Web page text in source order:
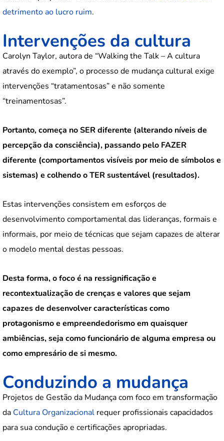
detrimento ao lucro ruim.
Intervenções da cultura
Carolyn Taylor, autora de “Walking the Talk – A cultura
através do exemplo”, o processo de mudança cultural exige
intervenções “tratamentosas” e não somente
“treinamentosas”.
Portanto, começa no SER diferente (alterando níveis de
percepção da consciência), passando pelo FAZER
diferente (comportamentos visíveis por meio de símbolos e
sistemas) e colhendo o TER sustentável (resultados).
Estas intervenções consistem em esforços de
desenvolvimento comportamental das lideranças, formais e
informais, por meio de técnicas que sejam capazes de alterar
o modelo mental destas pessoas.
Desta forma, o foco é na ressignificação e
recontextualização de crenças e valores que sejam
capazes de desenvolver características como
protagonismo e empreendedorismo em quaisquer
ambiências, seja como funcionário de alguma empresa ou
como empresário de si mesmo.
Conduzindo a mudança
Projetos de Gestão da Mudança com foco em transformação
da Cultura Organizacional requer profissionais capacidados
para sua condução e certificações apropriadas.